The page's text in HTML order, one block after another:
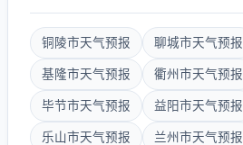
铜陵市天气预报 聊城市天气预报
基隆市天气预报 衢州市天气预报
毕节市天气预报 益阳市天气预报
乐山市天气预报 兰州市天气预报